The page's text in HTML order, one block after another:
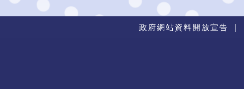
政府網站資料開放宣告 ｜